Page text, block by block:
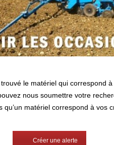
trouvé le matériel qui correspond
nous soumettre votre
qu’un matériel correspond à vos
Créer une alerte